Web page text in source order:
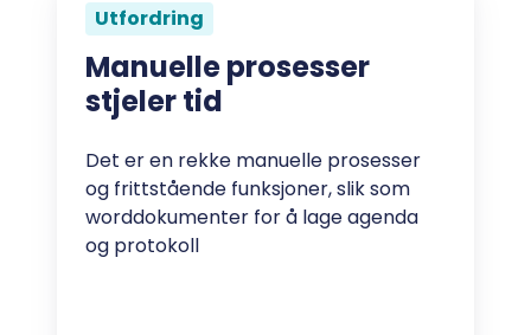
Utfordring
Manuelle prosesser
stjeler tid
Det er en rekke manuelle prosesser
og frittstående funksjoner, slik som
worddokumenter for å lage agenda
og protokoll